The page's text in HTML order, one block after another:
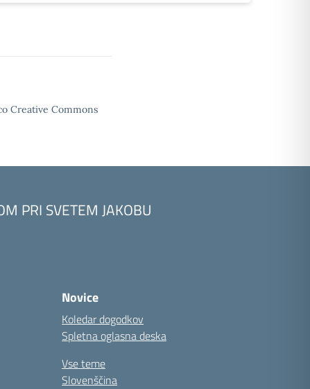
Creative Commons
PRI SVETEM JAKOBU
Novice
Koledar dogodkov
Spletna oglasna deska
Vse teme
Slovenščina